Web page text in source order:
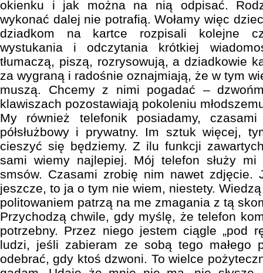
okienku i jak można na nią odpisać.
wykonać dalej nie potrafią. Wołamy więc
dziadkom na kartce rozpisali kolejne
wystukania i odczytania krótkiej
tłumaczą, piszą, rozrysowują, a dziadkowie
za wygraną i radośnie oznajmiają, że w tym
muszą. Chcemy z nimi pogadać –
klawiszach pozostawiają pokoleniu
My również telefonik posiadamy, czasami
półsłużbowy i prywatny. Im sztuk więcej,
cieszyć się będziemy. Z ilu funkcji
sami wiemy najlepiej. Mój telefon służy
smsów. Czasami zrobię nim nawet zdjęcie.
jeszcze, to ja o tym nie wiem, niestety.
politowaniem patrzą na me zmagania z tą
Przychodzą chwile, gdy myślę, że telefon
potrzebny. Przez niego jestem ciągle „pod
ludzi, jeśli zabieram ze sobą tego małego
odebrać, gdy ktoś dzwoni. To wielce